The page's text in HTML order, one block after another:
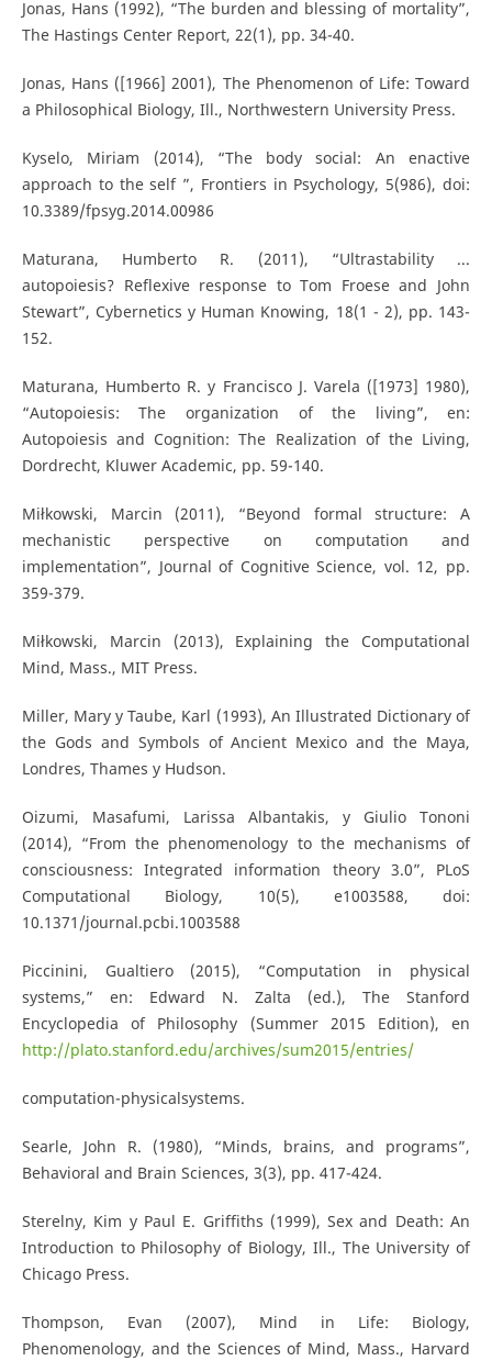
Jonas, Hans (1992), “The burden and blessing of mortality”,
The Hastings Center Report, 22(1), pp. 34-40.
Jonas, Hans ([1966] 2001), The Phenomenon of Life: Toward
a Philosophical Biology, Ill., Northwestern University Press.
Kyselo, Miriam (2014), “The body social: An enactive
approach to the self ”, Frontiers in Psychology, 5(986), doi:
10.3389/fpsyg.2014.00986
Maturana, Humberto R. (2011), “Ultrastability ...
autopoiesis? Reflexive response to Tom Froese and John
Stewart”, Cybernetics y Human Knowing, 18(1 - 2), pp. 143-
152.
Maturana, Humberto R. y Francisco J. Varela ([1973] 1980),
“Autopoiesis: The organization of the living”, en:
Autopoiesis and Cognition: The Realization of the Living,
Dordrecht, Kluwer Academic, pp. 59-140.
Miłkowski, Marcin (2011), “Beyond formal structure: A
mechanistic perspective on computation and
implementation”, Journal of Cognitive Science, vol. 12, pp.
359-379.
Miłkowski, Marcin (2013), Explaining the Computational
Mind, Mass., MIT Press.
Miller, Mary y Taube, Karl (1993), An Illustrated Dictionary of
the Gods and Symbols of Ancient Mexico and the Maya,
Londres, Thames y Hudson.
Oizumi, Masafumi, Larissa Albantakis, y Giulio Tononi
(2014), “From the phenomenology to the mechanisms of
consciousness: Integrated information theory 3.0”, PLoS
Computational Biology, 10(5), e1003588, doi:
10.1371/journal.pcbi.1003588
Piccinini, Gualtiero (2015), “Computation in physical
systems,” en: Edward N. Zalta (ed.), The Stanford
Encyclopedia of Philosophy (Summer 2015 Edition), en
http://plato.stanford.edu/archives/sum2015/entries/
computation-physicalsystems.
Searle, John R. (1980), “Minds, brains, and programs”,
Behavioral and Brain Sciences, 3(3), pp. 417-424.
Sterelny, Kim y Paul E. Griffiths (1999), Sex and Death: An
Introduction to Philosophy of Biology, Ill., The University of
Chicago Press.
Thompson, Evan (2007), Mind in Life: Biology,
Phenomenology, and the Sciences of Mind, Mass., Harvard